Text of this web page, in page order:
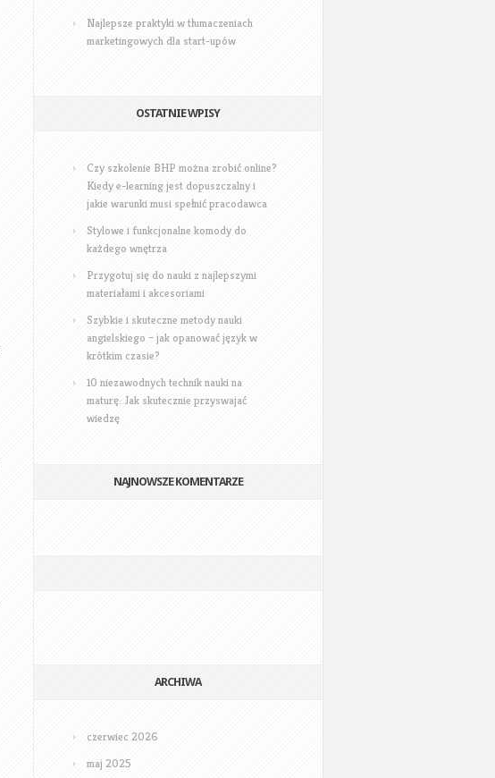
Najlepsze praktyki w tłumaczeniach
marketingowych dla start-upów
OSTATNIE WPISY
Czy szkolenie BHP można zrobić online?
Kiedy e-learning jest dopuszczalny i
jakie warunki musi spełnić pracodawca
Stylowe i funkcjonalne komody do
każdego wnętrza
Przygotuj się do nauki z najlepszymi
materiałami i akcesoriami
Szybkie i skuteczne metody nauki
angielskiego – jak opanować język w
krótkim czasie?
10 niezawodnych technik nauki na
maturę: Jak skutecznie przyswajać
wiedzę
NAJNOWSZE KOMENTARZE
ARCHIWA
czerwiec 2026
maj 2025